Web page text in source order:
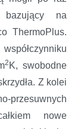
na
ThermoPlus.
2 K, swobodne
Z kolei
nowe